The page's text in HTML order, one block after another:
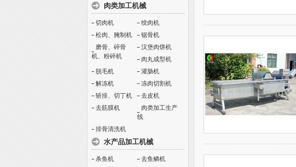
肉类加工机械
切肉机
绞肉机
松肉、腌制机
锯骨机
磨骨、碎骨
机、粉碎机
汉堡肉饼机
肉丸成型机
脱毛机
灌肠机
解冻机
冻肉切割机
斩排、切丁机
去皮机
去筋膜机
肉类加工生产
线
排骨清洗机
水产品加工机械
杀鱼机
去鱼鳞机